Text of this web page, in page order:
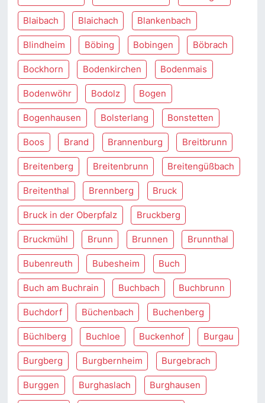
Blaibach Blaichach Blankenbach
Blindheim Böbing Bobingen Böbrach
Bockhorn Bodenkirchen Bodenmais
Bodenwöhr Bodolz Bogen
Bogenhausen Bolsterlang Bonstetten
Boos Brand Brannenburg Breitbrunn
Breitenberg Breitenbrunn Breitengüßbach
Breitenthal Brennberg Bruck
Bruck in der Oberpfalz Bruckberg
Bruckmühl Brunn Brunnen Brunnthal
Bubenreuth Bubesheim Buch
Buch am Buchrain Buchbach Buchbrunn
Buchdorf Büchenbach Buchenberg
Büchlberg Buchloe Buckenhof Burgau
Burgberg Burgbernheim Burgebrach
Burggen Burghaslach Burghausen